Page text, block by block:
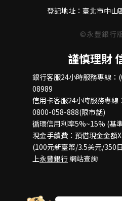
登記地址：臺北市中山
©永豐銀行
謹慎理財
銀行客服24小時服務專線
08989
信用卡客服24小時服務專線
0800-058-888(限市話)
循環信用利率5%~15% (基
現金手續費：預借現金金額
(100元新臺幣/3.5美元/350
上永豐銀行網站查詢